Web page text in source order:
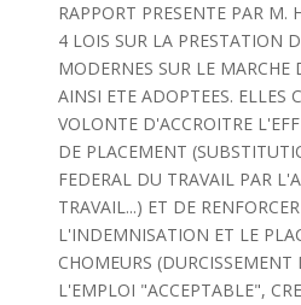
RAPPORT PRESENTE PAR M.
4 LOIS SUR LA PRESTATION
MODERNES SUR LE MARCHE
AINSI ETE ADOPTEES. ELLES
VOLONTE D'ACCROITRE
DE PLACEMENT
FEDERAL DU TRAVAIL PAR
TRAVAIL...) ET DE
L'INDEMNISATION ET LE
CHOMEURS (DURCISSEMENT
L'EMPLOI "ACCEPTABLE",